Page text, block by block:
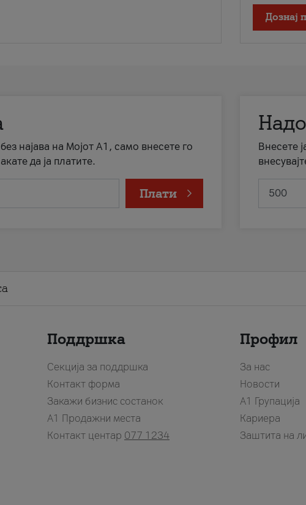
Дознај
најава на Мојот А1, само внесете го
да ја платите.
Плати
Внесете
Поддршка
Секција за поддршка
Контакт форма
Закажи бизнис состанок
A1 Продажни места
Контакт центар 077 1234
Профил
За нас
Новости
А1 Групација
Кариера
Заштита на